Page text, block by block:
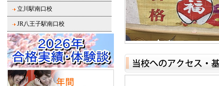
立川駅南口校
JR八王子駅南口校